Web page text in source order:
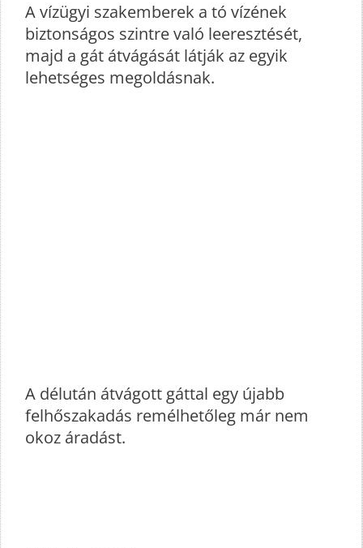
A vízügyi szakemberek a tó vízének
biztonságos szintre való leeresztését,
majd a gát átvágását látják az egyik
lehetséges megoldásnak.
A délután átvágott gáttal egy újabb
felhőszakadás remélhetőleg már nem
okoz áradást.